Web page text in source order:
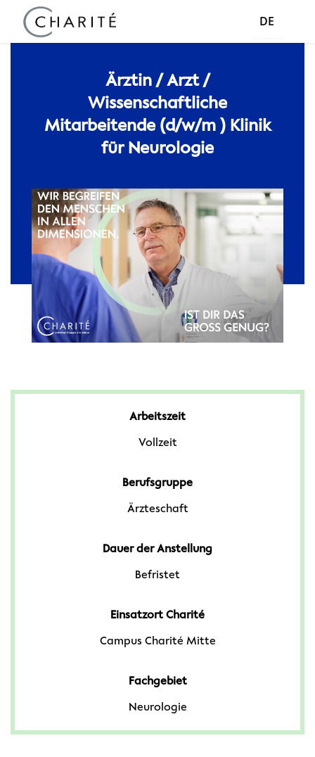
DE
Ärztin / Arzt /
Wissenschaftliche
Mitarbeitende (d/w/m ) Klinik
für Neurologie
Arbeitszeit
Vollzeit
Berufsgruppe
Ärzteschaft
Dauer der Anstellung
Befristet
Einsatzort Charité
Campus Charité Mitte
Fachgebiet
Neurologie